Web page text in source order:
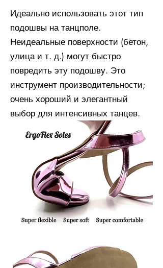
Идеально использовать этот тип
подошвы на танцполе.
Неидеальные поверхности (бетон,
улица и т. д.) могут быстро
повредить эту подошву. Это
инструмент производительности;
очень хороший и элегантный
выбор для интенсивных танцев.